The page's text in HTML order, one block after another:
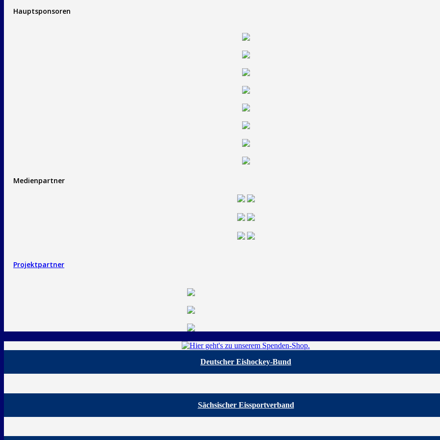
Hauptsponsoren
Medienpartner
Projektpartner
Deutscher Eishockey-Bund
Sächsischer Eissportverband